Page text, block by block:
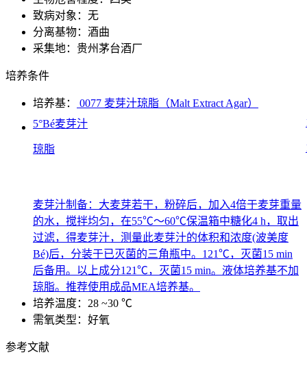
致病对象：无
分离基物：酒曲
采集地：贵州茅台酒厂
培养条件
培养基：
0077 麦芽汁琼脂（Malt Extract Agar）
5°Bé麦芽汁
琼脂
麦芽汁制备：大麦芽若干，粉碎后，加入4倍于麦芽重量
的水，搅拌均匀，在55℃～60℃保温箱中糖化4 h，取出
过滤，得麦芽汁，测量此麦芽汁的体积和浓度(波美度
Bé)后，分装于已灭菌的三角瓶中。121℃，灭菌15 min
后备用。以上成分121℃，灭菌15 min。液体培养基不加
琼脂。推荐使用成品MEA培养基。
培养温度：28 ~30 ℃
需氧类型：好氧
参考文献